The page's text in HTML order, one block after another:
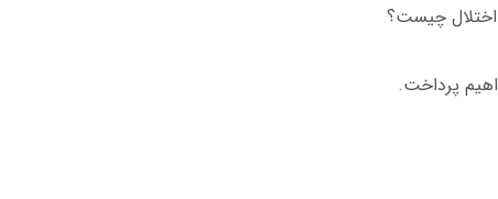
اختلال چیست؟
پرداخت.